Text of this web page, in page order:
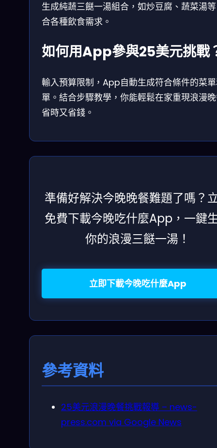
生成純蔬三餸一湯組合，如炒豆腐、蔬菜湯
合各種飲食需求。
如何用App參與25美元挑戰
輸入預算限制，App自動生成符合條件的菜
單。結合步驟教學，你能輕鬆在家重現浪漫
省時又省錢。
準備好解決今晚晚餐難題了嗎？
免費下載今晚吃什麼App，一鍵
你的浪漫三餸一湯！
立即下載今晚吃什麼App
參考資料
25美元浪漫晚餐挑戰報導 – news-
press.com via Google News